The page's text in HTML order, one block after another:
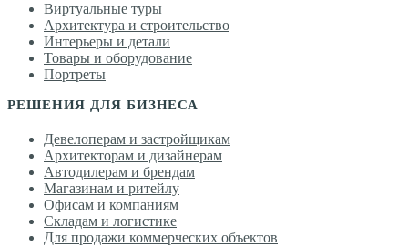
Виртуальные туры
Архитектура и строительство
Интерьеры и детали
Товары и оборудование
Портреты
РЕШЕНИЯ ДЛЯ БИЗНЕСА
Девелоперам и застройщикам
Архитекторам и дизайнерам
Автодилерам и брендам
Магазинам и ритейлу
Офисам и компаниям
Складам и логистике
Для продажи коммерческих объектов